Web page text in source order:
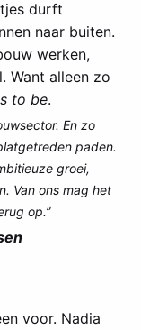
durft
naar buiten.
werken,
Want alleen zo
to be.
En zo
paden.
groei,
Van ons mag het
op.”
voor. Nadia